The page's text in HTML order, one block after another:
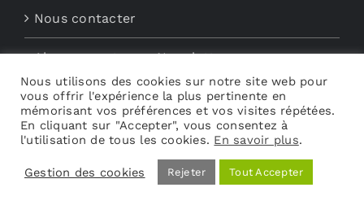
Nous contacter
Abonnements aux Newsletters
Découvrez My Audio
Nous utilisons des cookies sur notre site web pour
vous offrir l'expérience la plus pertinente en
mémorisant vos préférences et vos visites répétées.
En cliquant sur "Accepter", vous consentez à
l'utilisation de tous les cookies. En savoir plus.
Gestion des cookies Rejeter Tout Accepter